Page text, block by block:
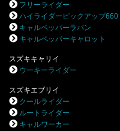
フリーライダー
ハイライダーピックアップ660
キャルペッパーラパン
キャルペッパーキャロット
スズキキャリイ
ウーキーライダー
スズキエブリイ
クールライダー
ルートライダー
キャルワーカー